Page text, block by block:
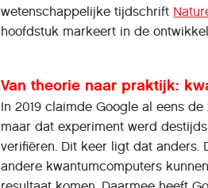
wetenschappelijke tijdschrift
hoofdstuk markeert in de
Van theorie naar praktijk:
In 2019 claimde Google al eens
maar dat experiment werd
verifiëren. Dit keer ligt dat anders.
andere kwantumcomputers